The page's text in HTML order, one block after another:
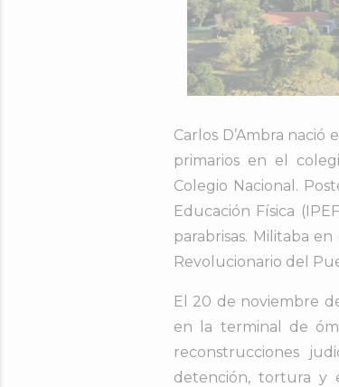
Carlos D’Ambra nació
primarios en el
Colegio Nacional.
Educación Física
parabrisas. Militaba
Revolucionario del
El 20 de noviembre
en la terminal de
reconstrucciones
detención, tortura y